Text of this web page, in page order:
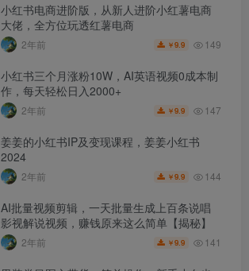
小红书电商进阶版，从新人进阶小红薯电商
大佬，全方位玩透红薯电商
2年前 ￥9.9 149
小红书三个月涨粉10W，AI英语视频0成本制
作，每天轻松日入2000+
2年前 ￥9.9 147
姜姜的小红书IP及变现课程，姜姜小红书
2024
2年前 ￥9.9 144
AI批量视频剪辑，一天批量生成上百条说唱
影视解说视频，赚钱原来这么简单【揭秘】
2年前 ￥9.9 141